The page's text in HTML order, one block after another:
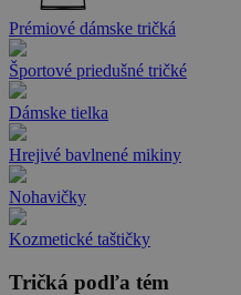
Prémiové dámske tričká
Športové priedušné tričké
Dámske tielka
Hrejivé bavlnené mikiny
Nohavičky
Kozmetické taštičky
Tričká podľa tém